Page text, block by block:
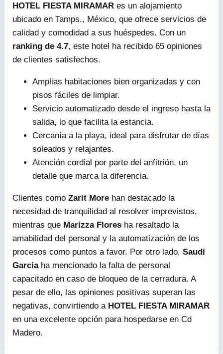
HOTEL FIESTA MIRAMAR es un alojamiento
ubicado en Tamps., México, que ofrece servicios de
calidad y comodidad a sus huéspedes. Con un
ranking de 4.7, este hotel ha recibido 65 opiniones
de clientes satisfechos.
Amplias habitaciones bien organizadas y con
pisos fáciles de limpiar.
Servicio automatizado desde el ingreso hasta la
salida, lo que facilita la estancia.
Cercanía a la playa, ideal para disfrutar de días
soleados y relajantes.
Atención cordial por parte del anfitrión, un
detalle que marca la diferencia.
Clientes como Zarit More han destacado la
necesidad de tranquilidad al resolver imprevistos,
mientras que Marizza Flores ha resaltado la
amabilidad del personal y la automatización de los
procesos como puntos a favor. Por otro lado, Saudi
Garciaha mencionado la falta de personal
capacitado en caso de bloqueo de la cerradura. A
pesar de ello, las opiniones positivas superan las
negativas, convirtiendo a HOTEL FIESTA MIRAMAR
en una excelente opción para hospedarse en Cd
Madero.